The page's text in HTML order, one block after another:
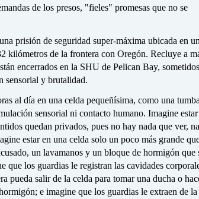
de los presos, "fieles" promesas que no se
prisión de seguridad super-máxima ubicada en
kilómetros de la frontera con Oregón. Recluye a
encerrados en la SHU de Pelican Bay,
sensorial y brutalidad.
al día en una celda pequeñísima, como una
sensorial ni contacto humano. Imagine estar
quedan privados, pues no hay nada que ver,
estar en una celda solo un poco más grande
un lavamanos y un bloque de hormigón que
que los guardias le registran las cavidades
pueda salir de la celda para tomar una ducha o
e imagine que los guardias le extraen de la